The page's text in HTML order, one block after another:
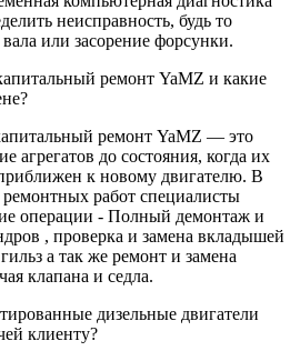
неисправность, будь то
или засорение форсунки.
ремонт YaMZ и какие
ремонт YaMZ — это
агрегатов до состояния, когда их
к новому двигателю. В
ремонтных работ специалисты
операции - Полный демонтаж и
, проверка и замена вкладышей
а так же ремонт и замена
клапана и седла.
дизельные двигатели
клиенту?